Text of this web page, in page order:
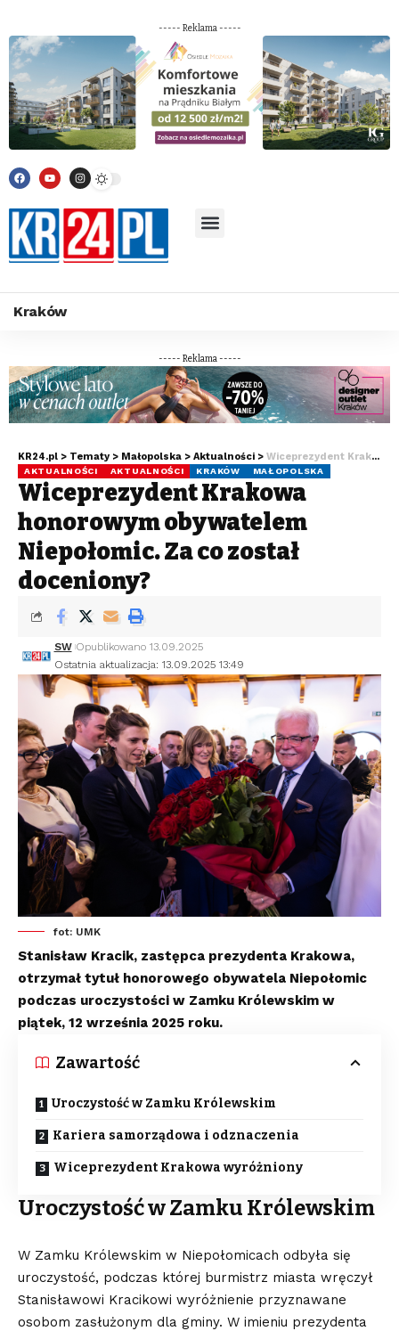
----- Reklama -----
Kraków
----- Reklama -----
KR24.pl > Tematy > Małopolska > Aktualności > Wiceprezydent Krakowa honorowym obywatelem Niepołomic. Za co został doceniony?
AKTUALNOŚCI AKTUALNOŚCI KRAKÓW MAŁOPOLSKA
Wiceprezydent Krakowa
honorowym obywatelem
Niepołomic. Za co został
doceniony?
Ostatnia aktualizacja: 13.09.2025 13:49
SW Opublikowano 13.09.2025
fot: UMK
Stanisław Kracik, zastępca prezydenta Krakowa,
otrzymał tytuł honorowego obywatela Niepołomic
podczas uroczystości w Zamku Królewskim w
piątek, 12 września 2025 roku.
Zawartość
Uroczystość w Zamku Królewskim
Kariera samorządowa i odznaczenia
Wiceprezydent Krakowa wyróżniony
Uroczystość w Zamku Królewskim
W Zamku Królewskim w Niepołomicach odbyła się
uroczystość, podczas której burmistrz miasta wręczył
Stanisławowi Kracikowi wyróżnienie przyznawane
osobom zasłużonym dla gminy. W imieniu prezydenta